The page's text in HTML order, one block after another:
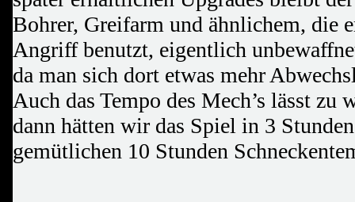
Bohrer, Greifarm und ähnlichem, die
Angriff benutzt, eigentlich
da man sich dort etwas mehr
Auch das Tempo des Mech’s lässt zu
dann hätten wir das Spiel in 3
gemütlichen 10 Stunden